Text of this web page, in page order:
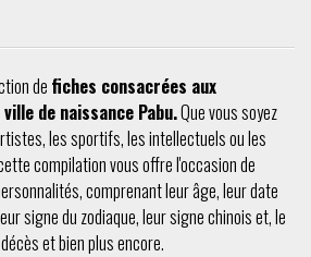
de fiches consacrées aux
de naissance Pabu.Que vous soyez
les sportifs, les intellectuels ou les
compilation vous offre l'occasion de
comprenant leur âge, leur date
signe du zodiaque, leur signe chinois et, le
et bien plus encore.